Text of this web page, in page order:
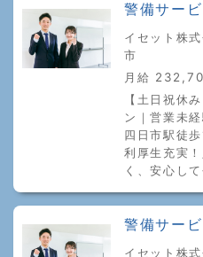
警備サー
イセット株
市
月給
【土日祝休
ン｜営業未
四日市駅徒
利厚生充実
く、安心し
警備サー
イセット株